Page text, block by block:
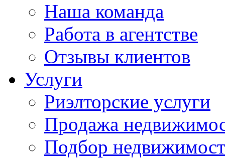
Наша команда
Работа в агентстве
Отзывы клиентов
Услуги
Риэлторские услуги
Продажа
Подбор